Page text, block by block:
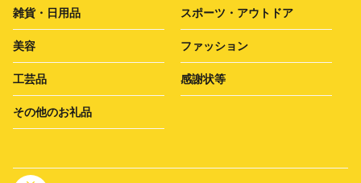
雑貨・日用品 スポーツ・アウトドア
美容 ファッション
工芸品 感謝状等
その他のお礼品